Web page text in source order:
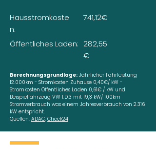
Hausstromkoste
n:
Öffentliches Laden:
741,12€
282,55
€
Berechnungsgrundlage: Jährlicher Fahrleistung
12.000km - Stromkosten Zuhause 0,40€/ kW -
Stromkosten Öffentliches Laden 0,61€ / kW und
Beispielfahrzeug VW I.D.3 mit 19,3 kW/ 100km
Stromverbrauch was einem Jahresverbrauch von 2.316
kW entspricht.
Quellen: ADAC, Check24